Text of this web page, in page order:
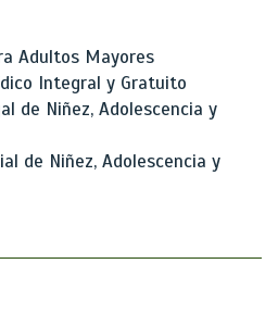
Adultos Mayores
Integral y Gratuito
de Niñez, Adolescencia y
de Niñez, Adolescencia y